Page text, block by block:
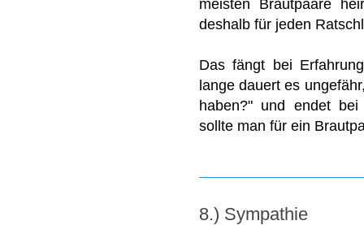
meisten Brautpaare
deshalb für jeden
Das fängt bei
lange dauert es
haben?" und endet
sollte man für ein
8.) Sympathie